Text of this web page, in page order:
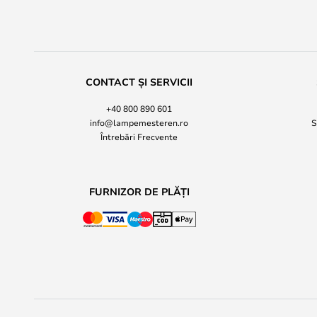
CONTACT ȘI SERVICII
+40 800 890 601
info@lampemesteren.ro
Întrebări Frecvente
FURNIZOR DE PLĂȚI